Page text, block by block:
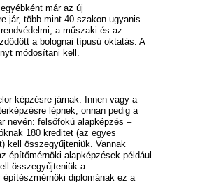
már az új
jár, több mint 40 szakon ugyanis –
a műszaki és az
a bolognai típusú oktatás. A
módosítani kell.
képzésre járnak. Innen vagy a
lépnek, onnan pedig a
nevén: felsőfokú alapképzés –
180 kreditet (az egyes
kell összegyűjteniük. Vannak
építőmérnöki alapképzések például
összegyűjteniük a
építészmérnöki diplomának ez a